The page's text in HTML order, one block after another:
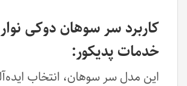
کاربرد سر سوهان دوکی
خدمات پدیکور:
این مدل سر سوهان، انتخاب